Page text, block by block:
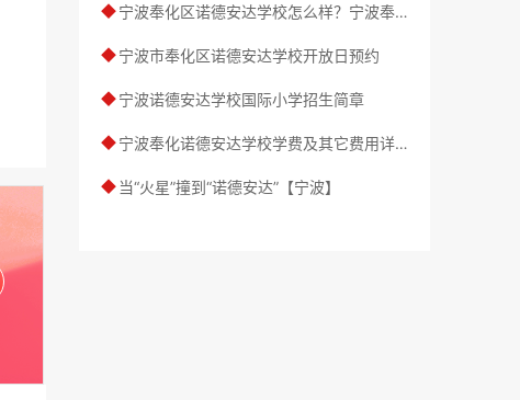
◆ 宁波奉化区诺德安达学校怎么样？宁波奉化区诺德安达学校简介
◆ 宁波市奉化区诺德安达学校开放日预约
◆ 宁波诺德安达学校国际小学招生简章
◆ 宁波奉化诺德安达学校学费及其它费用详情
◆ 当“火星”撞到“诺德安达”【宁波】